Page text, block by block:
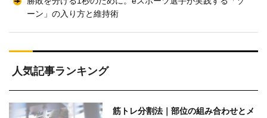
ーン」の入り方と維持術
人気記事ランキング
筋トレ分割法｜部位の組み合わせとメ